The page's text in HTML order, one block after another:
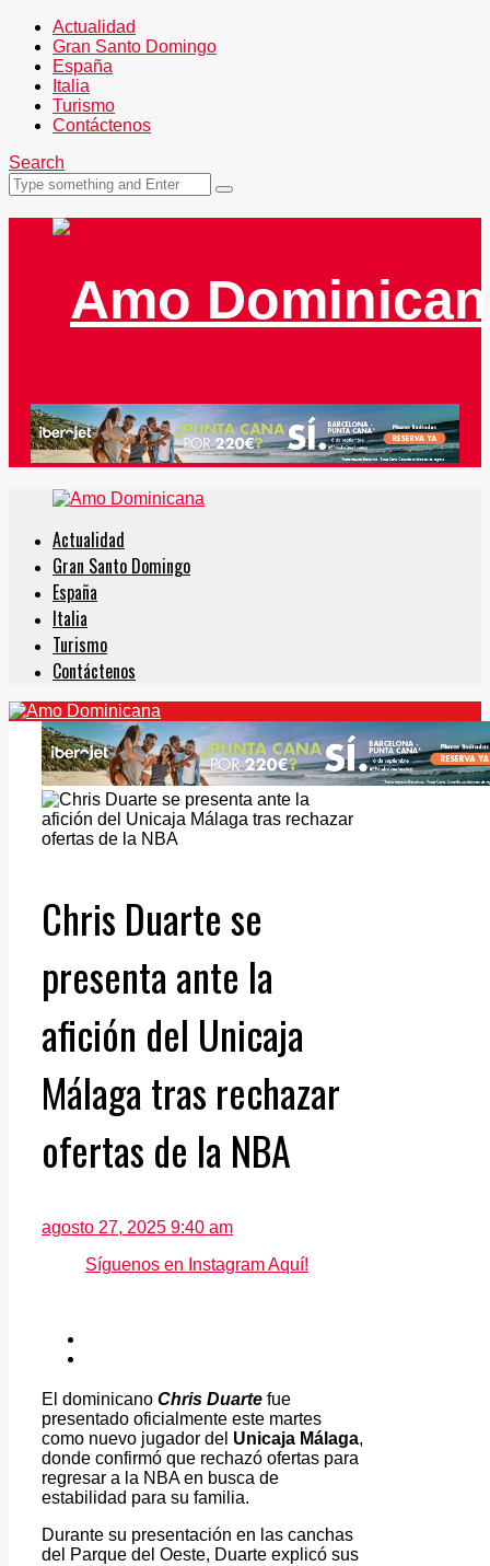
Actualidad
Gran Santo Domingo
España
Italia
Turismo
Contáctenos
Search
Actualidad
Gran Santo Domingo
España
Italia
Turismo
Contáctenos
Chris Duarte se
presenta ante la
afición del Unicaja
Málaga tras rechazar
ofertas de la NBA
agosto 27, 2025 9:40 am
Síguenos en Instagram Aquí!
El dominicano Chris Duarte fue
presentado oficialmente este martes
como nuevo jugador del Unicaja Málaga,
donde confirmó que rechazó ofertas para
regresar a la NBA en busca de
estabilidad para su familia.
Durante su presentación en las canchas
del Parque del Oeste, Duarte explicó sus